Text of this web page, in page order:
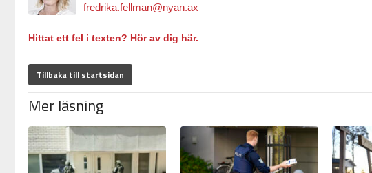
fredrika.fellman@nyan.ax
Hittat ett fel i texten? Hör av dig här.
Tillbaka till startsidan
Mer läsning